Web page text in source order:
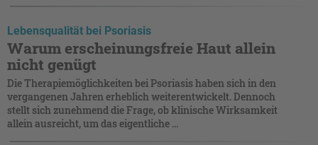
Lebensqualität bei Psoriasis
Warum erscheinungsfreie Haut allein
nicht genügt
Die Therapiemöglichkeiten bei Psoriasis haben sich in den
vergangenen Jahren erheblich weiterentwickelt. Dennoch
stellt sich zunehmend die Frage, ob klinische Wirksamkeit
allein ausreicht, um das eigentliche ...